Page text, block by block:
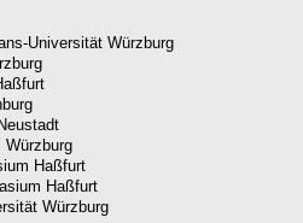
Universität Würzburg
Würzburg
Haßfurt
Haßfurt
Würzburg